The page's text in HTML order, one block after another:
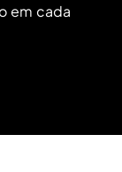
em cada